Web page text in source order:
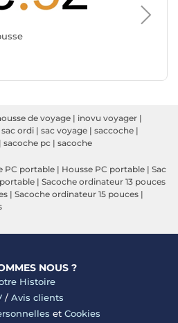
Sac,
MW
de voyage | inovu voyager |
sac ordi | sac voyage | saccoche |
| sacoche pc | sacoche
PC portable | Housse PC portable | Sac
| Sacoche ordinateur 13 pouces
| Sacoche ordinateur 15 pouces |
NOUS ?
Histoire
/ Avis clients
et Cookies